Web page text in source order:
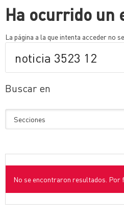
Ha ocurrido un
La página a la que intenta acceder no
Buscar en
No se encontraron resultados. Por